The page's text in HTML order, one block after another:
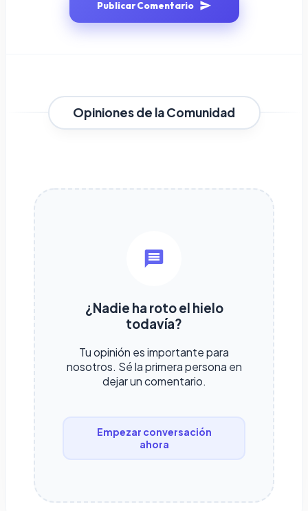
Publicar Comentario
Opiniones de la Comunidad
¿Nadie ha roto el hielo
todavía?
Tu opinión es importante para
nosotros. Sé la primera persona en
dejar un comentario.
Empezar conversación
ahora